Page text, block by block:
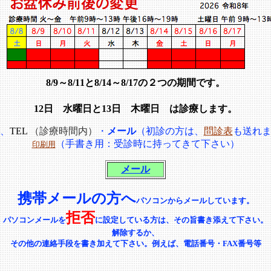
8/9～8/11と8/14～8/17の２つの期間です。
12日 水曜日と13日 木曜日 は診療します。
TEL（診療時間内）・メール（初診の方は、問診表も送れ
印刷用（手書き用：受診時に持ってきて下さい）
メール
携帯メールの方へパソコンからメールしています。
パソコンメールを拒否に設定している方は、その旨書き添えて下さい。
解除するか、
その他の連絡手段を書き加えて下さい。例えば、電話番号・FAX番号等